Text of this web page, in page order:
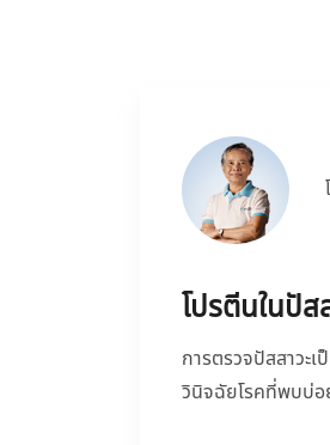
โปรตีนในปั
การตรวจปัสสาวะ
วินิจฉัยโรคที่พบบ่อ